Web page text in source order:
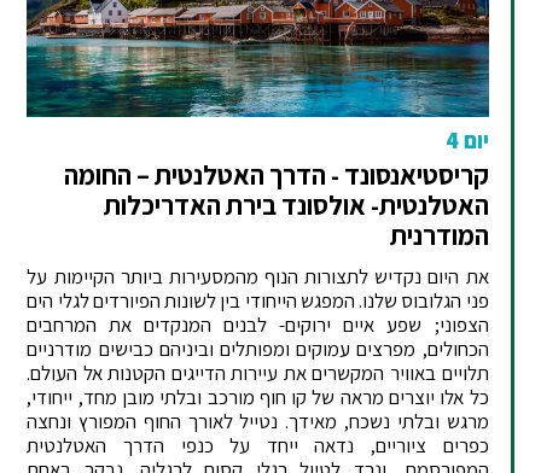
יום 4
קריסטיאנסונד - הדרך האטלנטית – החומה
האטלנטית- אולסונד בירת האדריכלות
המודרנית
את היום נקדיש לתצורות הנוף מהמסעירות ביותר הקיימות על
פני הגלובוס שלנו. המפגש הייחודי בין לשונות הפיורדים לגלי הים
הצפוני; שפע איים ירוקים- לבנים המנקדים את המרחבים
הכחולים, מפרצים עמוקים ומפותלים וביניהם כבישים מודרניים
תלויים באוויר המקשרים את עיירות הדייגים הקטנות אל העולם.
כל אלו יוצרים מראה של קו חוף מורכב ובלתי מובן מחד, ייחודי,
מרגש ובלתי נשכח, מאידך. נטייל לאורך החוף המפורץ ונחצה
כפרים ציוריים, נדאה ייחד על כנפי הדרך האטלנטית